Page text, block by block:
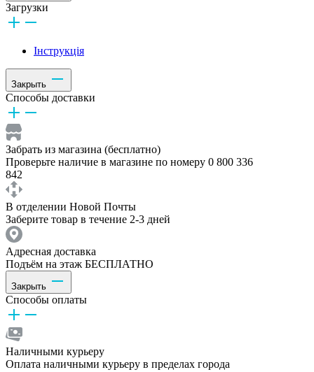
Загрузки
Інструкція
Закрыть
Способы доставки
Забрать из магазина (бесплатно)
Проверьте наличие в магазине по номеру 0 800 336
842
В отделении Новой Почты
Заберите товар в течение 2-3 дней
Адресная доставка
Подъём на этаж БЕСПЛАТНО
Закрыть
Способы оплаты
Наличными курьеру
Оплата наличными курьеру в пределах города